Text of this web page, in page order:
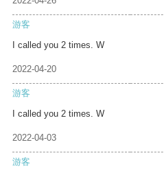
游客
I called you 2 times. W
2022-04-20
游客
I called you 2 times. W
2022-04-03
游客